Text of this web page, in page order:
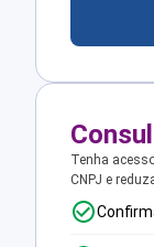
Tenha
CNPJ e